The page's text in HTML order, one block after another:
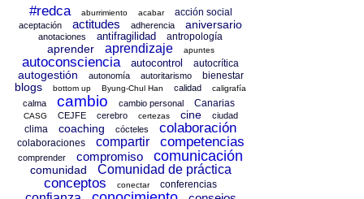
#redca aburrimiento acabar acción social
aceptación actitudes adherencia aniversario
anotaciones antifragilidad antropología
aprender aprendizaje apuntes
autoconsciencia autocontrol autocrítica
autogestión autonomía autoritarismo bienestar
blogs bottom up Byung-Chul Han calidad caligrafía
calma cambio cambio personal Canarias
CASG CEJFE cerebro certezas cine ciudad
clima coaching cócteles colaboración
colaboraciones compartir competencias
comprender compromiso comunicación
comunidad Comunidad de práctica
conceptos conectar conferencias